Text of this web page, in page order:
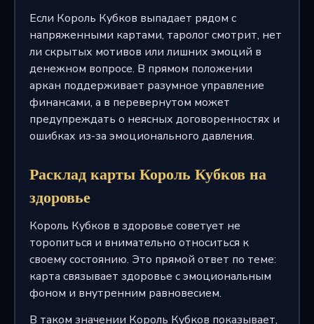
Если Король Кубков выпадает рядом с
напряженными картами, таролог смотрит, нет
ли скрытых мотивов или лишних эмоций в
денежном вопросе. В прямом положении
аркан поддерживает разумное управление
финансами, а в перевернутом может
предупреждать о неясных договоренностях и
ошибках из-за эмоционального давления.
Расклад карты Король Кубков на
здоровье
Король Кубков в здоровье советует не
торопиться и внимательно относиться к
своему состоянию. Это прямой ответ по теме:
карта связывает здоровье с эмоциональным
фоном и внутренним равновесием.
В таком значении Король Кубков показывает,